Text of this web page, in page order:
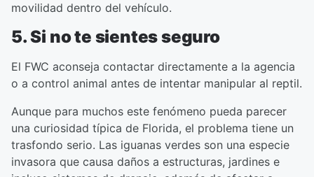
movilidad dentro del vehículo.
5. Si no te sientes seguro
El FWC aconseja contactar directamente a la agencia
o a control animal antes de intentar manipular al reptil.
Aunque para muchos este fenómeno pueda parecer
una curiosidad típica de Florida, el problema tiene un
trasfondo serio. Las iguanas verdes son una especie
invasora que causa daños a estructuras, jardines e